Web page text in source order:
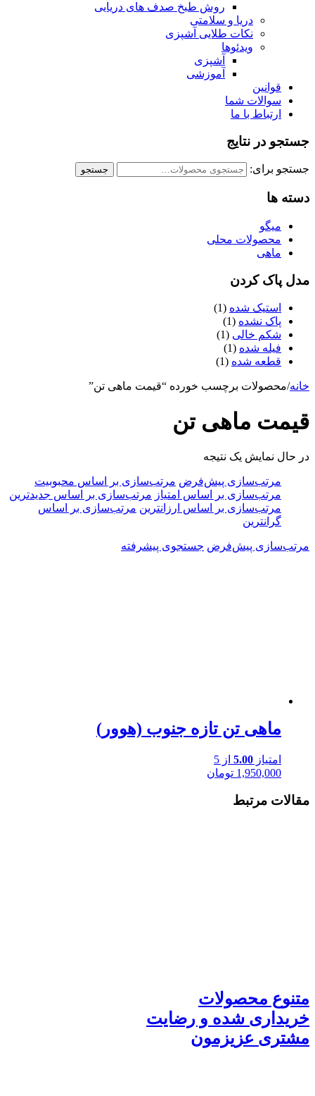
روش طبخ صدف های دریایی
دریا و سلامتی
نکات طلایی آشپزی
ویدئوها
آشپزی
آموزشی
قوانین
سوالات شما
ارتباط با ما
جستجو در نتایج
جستجو برای: جستجو
دسته ها
میگو
محصولات محلی
ماهی
مدل پاک کردن
استیک شده (1)
پاک نشده (1)
شکم خالی (1)
فیله شده (1)
قطعه شده (1)
خانه/محصولات برچسب خورده “قیمت ماهی تن”
قیمت ماهی تن
در حال نمایش یک نتیجه
مرتب‌سازی پیش‌فرض مرتب‌سازی بر اساس محبوبیت
مرتب‌سازی بر اساس امتیاز مرتب‌سازی بر اساس جدیدترین
مرتب‌سازی بر اساس ارزانترین مرتب‌سازی بر اساس
گرانترین
مرتب‌سازی پیش‌فرض جستجوی پیشرفته
ماهی تن تازه جنوب (هوور)
امتیاز 5.00 از 5
1,950,000 تومان
مقالات مرتبط
متنوع محصولات
خریداری شده و رضایت
مشتری عزیزمون